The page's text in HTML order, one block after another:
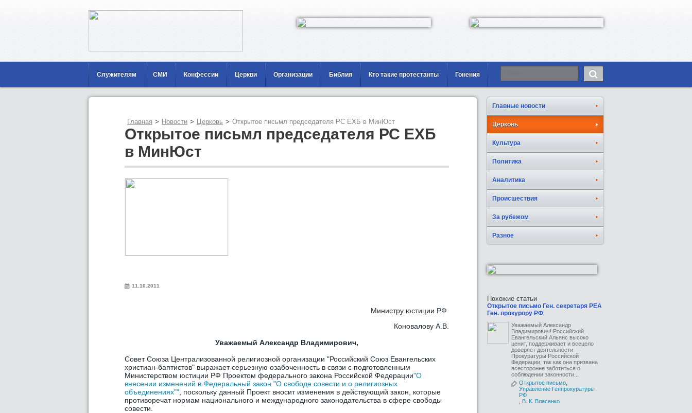
Служителям СМИ Конфессии Церкви Организации Библия Кто такие протестанты Гонения
Главная > Новости > Церковь > Открытое письмл председателя РС ЕХБ в МинЮст
Открытое письмл председателя РС ЕХБ
в МинЮст
11.10.2011
Министру юстиции РФ
Коновалову А.В.
Уважаемый Александр Владимирович,
Совет Союза Централизованной религиозной организации "Российский Союз Евангельских
христиан-баптистов" выражает серьезную озабоченность в связи с подготовленным
Министерством юстиции РФ Проектом федерального закона Российской Федерации"О
внесении изменений в Федеральный закон "О свободе совести и о религиозных
объединениях"" , поскольку данный Проект вносит изменения в действующий закон, которые
противоречат нормам национального и международного законодательства в сфере свободы
совести.
Главные новости
Церковь
Культура
Политика
Аналитика
Происшествия
За рубежом
Разное
Похожие статьи
Открытое письмо Ген. секретаря РЕА
Ген. прокурору РФ
Уважаемый Александр
Владимирович! Российский
Евангельский Альянс высоко
ценит, поддерживает и всецело
доверяет деятельности
Прокуратуры Российской
Федерации, так как она призвана
всесторонне заботиться о
соблюдении законности...
Открытое письмо
Управление Генпрокуратуры
РФ
В. К. Власенко